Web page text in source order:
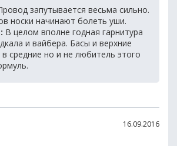
запутывается весьма сильно.
носки начинают болеть уши.
В целом вполне годная гарнитура
и вайбера. Басы и верхние
средние но и не любитель этого
16.09.2016